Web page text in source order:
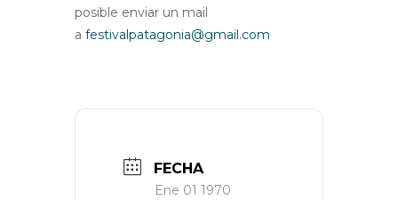
posible enviar un mail
a festivalpatagonia@gmail.com
FECHA
Ene 01 1970